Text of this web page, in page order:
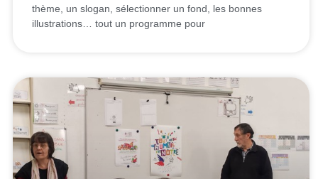
thème, un slogan, sélectionner un fond, les bonnes
illustrations… tout un programme pour